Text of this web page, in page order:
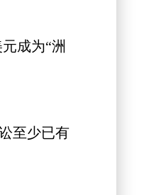
成为“洲
至少已有